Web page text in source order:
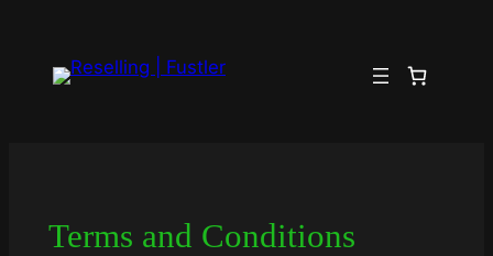
springen
Terms and Conditions